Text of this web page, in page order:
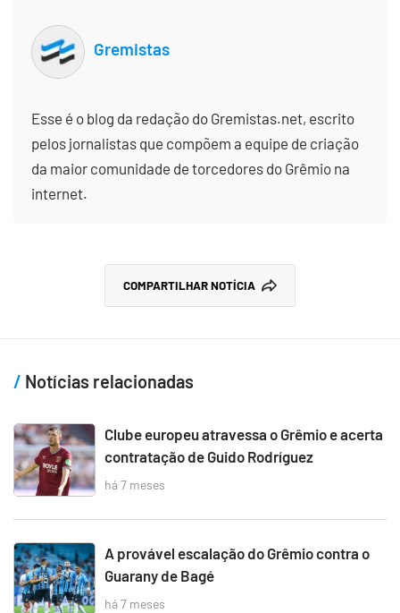
Gremistas
Esse é o blog da redação do Gremistas.net, escrito
pelos jornalistas que compõem a equipe de criação
da maior comunidade de torcedores do Grêmio na
internet.
COMPARTILHAR NOTÍCIA
Notícias relacionadas
Clube europeu atravessa o Grêmio e acerta
contratação de Guido Rodríguez
há 7 meses
A provável escalação do Grêmio contra o
Guarany de Bagé
há 7 meses